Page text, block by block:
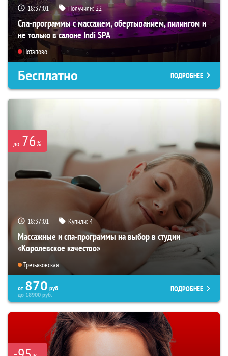
18:37:00 Получили:22
Спа-программы с массажем, обертыванием, пилингом и
не только в салоне Indi SPA
Потапово
Бесплатно ПОДРОБНЕЕ
до 76%
18:37:00 Купили:4
Массажные и спа-программы на выбор в студии
«Королевское качество»
Третьяковская
от 870 руб.
до18900руб.
ПОДРОБНЕЕ